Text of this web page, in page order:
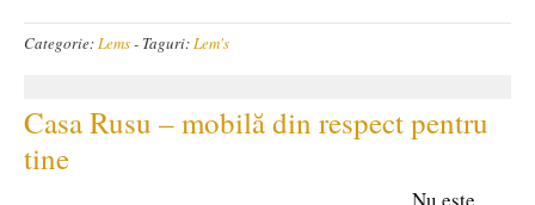
Categorie:Lems- Taguri:Lem's
Casa Rusu – mobilă din respect pentru
tine